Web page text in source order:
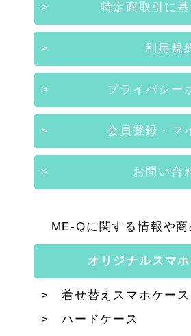
特定商取引に
利用規
プライバシー
会員登録・マ
お問い合
ME-Qに関する情報や商
オリジナルスマ
着せ替えスマホケース
ハードケース